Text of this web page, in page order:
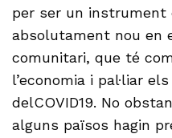
per ser un instrument
absolutament nou en
comunitari, que té
l’economia i pal·liar
delCOVID19. No
alguns països hagin